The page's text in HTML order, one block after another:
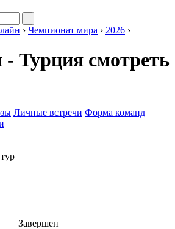
› Чемпионат мира › 2026 ›
Турция смотреть
Личные встречи Форма команд
Завершен